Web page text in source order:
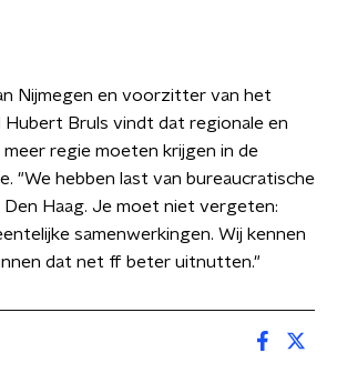
Nijmegen en voorzitter van het
Hubert Bruls vindt dat regionale en
meer regie moeten krijgen in de
"We hebben last van bureaucratische
Haag. Je moet niet vergeten:
samenwerkingen. Wij kennen
dat net ff beter uitnutten."